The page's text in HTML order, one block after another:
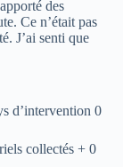
des
Ce n’était pas
J’ai senti que
d’intervention 0
collectés + 0